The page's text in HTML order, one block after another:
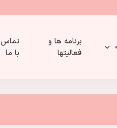
برنامه ها و
فعالیتها
تماس
با ما